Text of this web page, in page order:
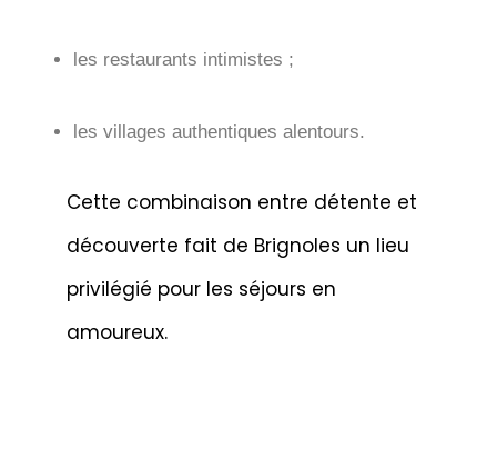
les restaurants intimistes ;
les villages authentiques alentours.
Cette combinaison entre détente et
découverte fait de Brignoles un lieu
privilégié pour les séjours en
amoureux.